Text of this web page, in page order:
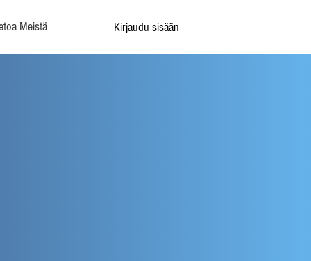
Meistä Kirjaudu sisään